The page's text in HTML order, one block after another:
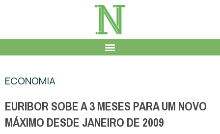
ECONOMIA
EURIBOR SOBE A 3 MESES PARA UM NOVO
MÁXIMO DESDE JANEIRO DE 2009